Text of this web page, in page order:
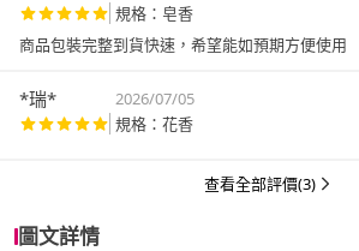
規格：皂香
商品包裝完整到貨快速，希望能如預期方便使用
*瑞*
2026/07/05
規格：花香
查看全部評價(3)
圖文詳情